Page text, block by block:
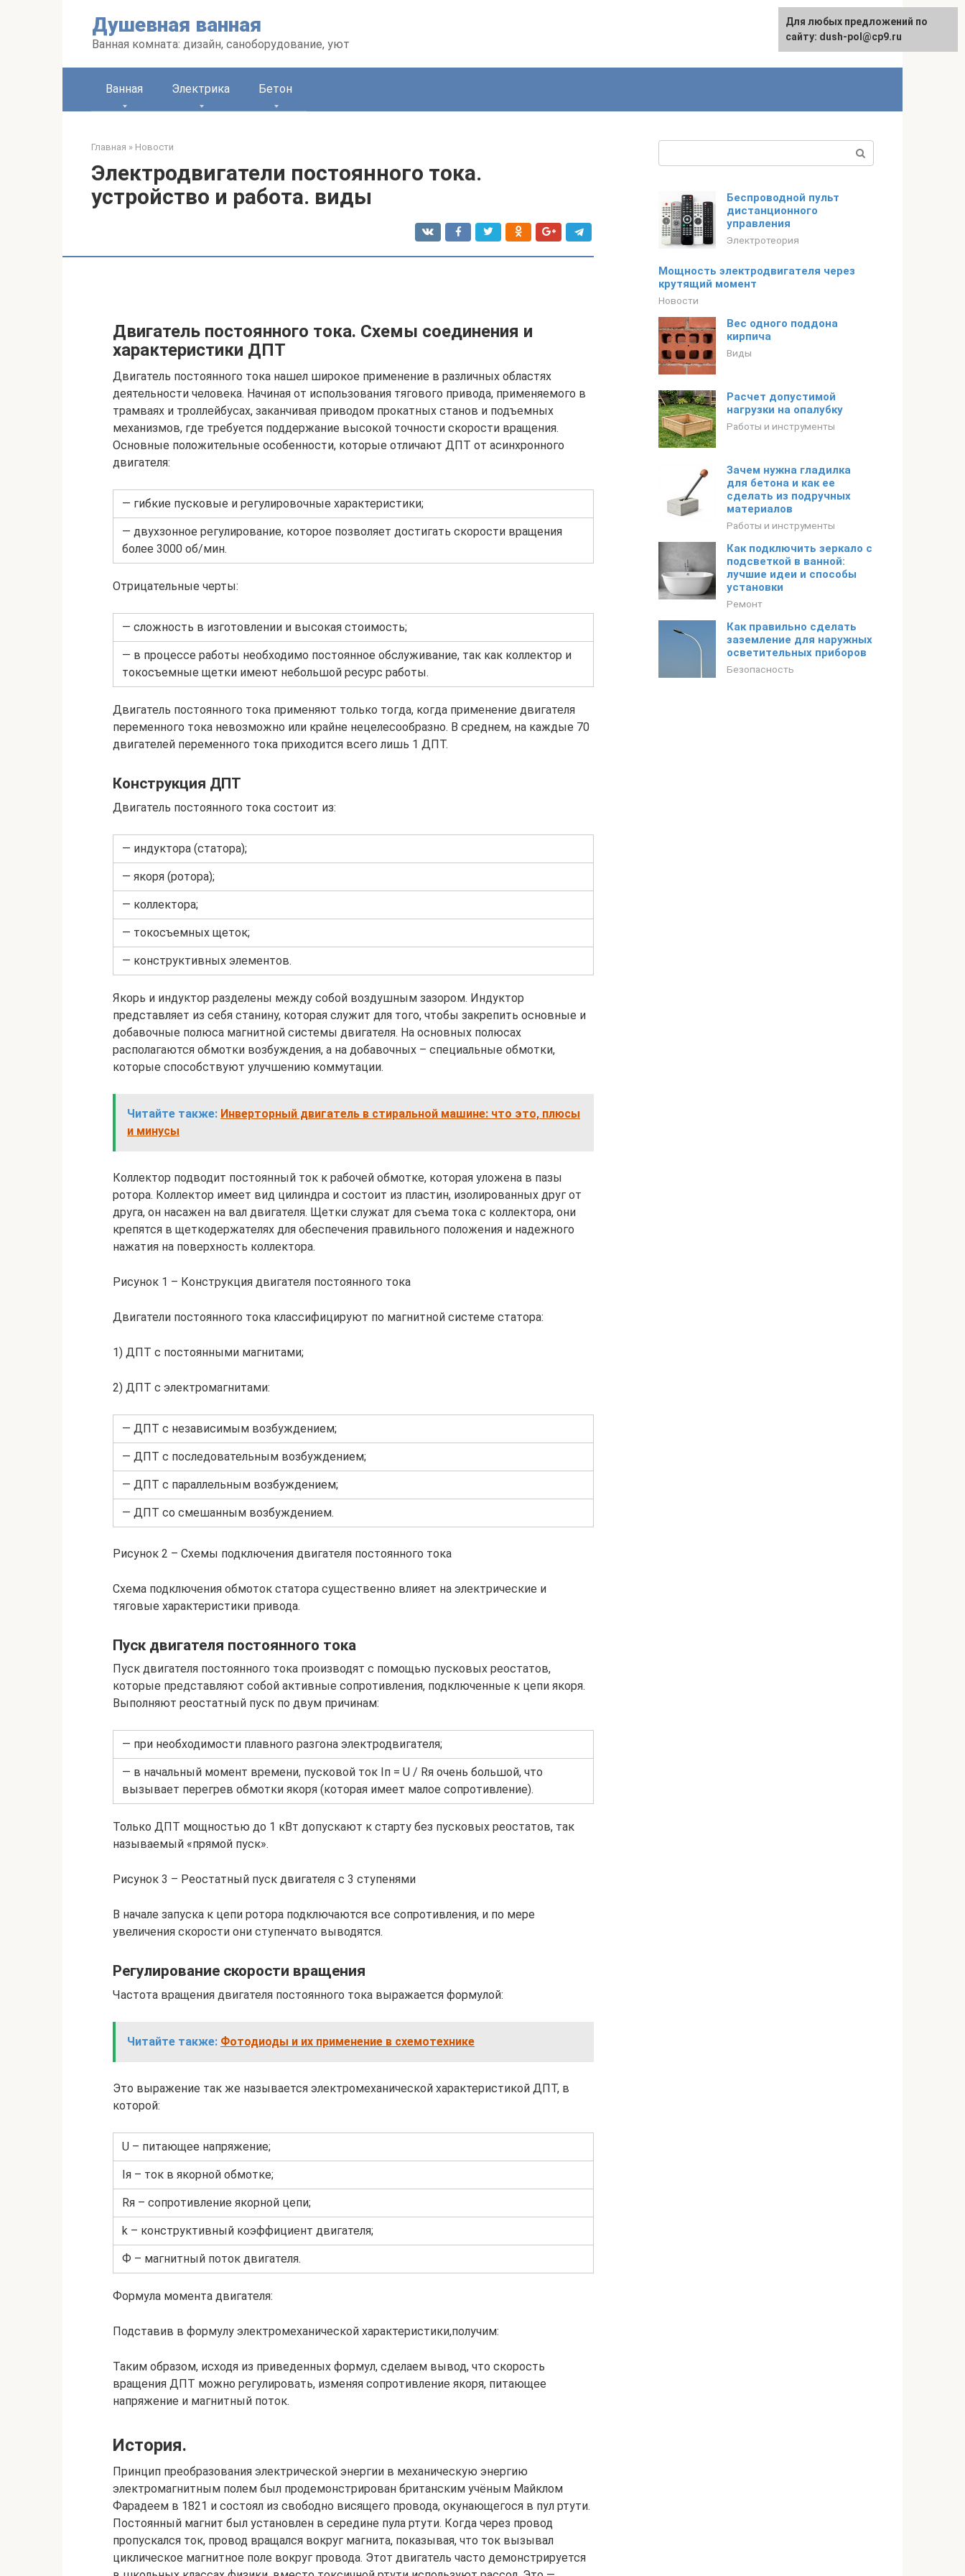
Душевная ванная
Ванная комната: дизайн, саноборудование, уют
Ванная Электрика Бетон
Главная » Новости
Электродвигатели постоянного тока.
устройство и работа. виды
Двигатель постоянного тока. Схемы соединения и
характеристики ДПТ
Двигатель постоянного тока нашел широкое применение в различных областях
деятельности человека. Начиная от использования тягового привода, применяемого в
трамваях и троллейбусах, заканчивая приводом прокатных станов и подъемных
механизмов, где требуется поддержание высокой точности скорости вращения.
Основные положительные особенности, которые отличают ДПТ от асинхронного
двигателя:
— гибкие пусковые и регулировочные характеристики;
— двухзонное регулирование, которое позволяет достигать скорости вращения
более 3000 об/мин.
Отрицательные черты:
— сложность в изготовлении и высокая стоимость;
— в процессе работы необходимо постоянное обслуживание, так как коллектор и
токосъемные щетки имеют небольшой ресурс работы.
Двигатель постоянного тока применяют только тогда, когда применение двигателя
переменного тока невозможно или крайне нецелесообразно. В среднем, на каждые 70
двигателей переменного тока приходится всего лишь 1 ДПТ.
Конструкция ДПТ
Двигатель постоянного тока состоит из:
— индуктора (статора);
— якоря (ротора);
— коллектора;
— токосъемных щеток;
— конструктивных элементов.
Якорь и индуктор разделены между собой воздушным зазором. Индуктор
представляет из себя станину, которая служит для того, чтобы закрепить основные и
добавочные полюса магнитной системы двигателя. На основных полюсах
располагаются обмотки возбуждения, а на добавочных – специальные обмотки,
которые способствуют улучшению коммутации.
Читайте также: Инверторный двигатель в стиральной машине: что это, плюсы
и минусы
Коллектор подводит постоянный ток к рабочей обмотке, которая уложена в пазы
ротора. Коллектор имеет вид цилиндра и состоит из пластин, изолированных друг от
друга, он насажен на вал двигателя. Щетки служат для съема тока с коллектора, они
крепятся в щеткодержателях для обеспечения правильного положения и надежного
нажатия на поверхность коллектора.
Рисунок 1 – Конструкция двигателя постоянного тока
Двигатели постоянного тока классифицируют по магнитной системе статора:
1) ДПТ с постоянными магнитами;
2) ДПТ с электромагнитами:
— ДПТ с независимым возбуждением;
— ДПТ с последовательным возбуждением;
— ДПТ с параллельным возбуждением;
— ДПТ со смешанным возбуждением.
Рисунок 2 – Схемы подключения двигателя постоянного тока
Схема подключения обмоток статора существенно влияет на электрические и
тяговые характеристики привода.
Пуск двигателя постоянного тока
Пуск двигателя постоянного тока производят с помощью пусковых реостатов,
которые представляют собой активные сопротивления, подключенные к цепи якоря.
Выполняют реостатный пуск по двум причинам:
— при необходимости плавного разгона электродвигателя;
— в начальный момент времени, пусковой ток Iп = U / Rя очень большой, что
вызывает перегрев обмотки якоря (которая имеет малое сопротивление).
Только ДПТ мощностью до 1 кВт допускают к старту без пусковых реостатов, так
называемый «прямой пуск».
Рисунок 3 – Реостатный пуск двигателя с 3 ступенями
В начале запуска к цепи ротора подключаются все сопротивления, и по мере
увеличения скорости они ступенчато выводятся.
Регулирование скорости вращения
Частота вращения двигателя постоянного тока выражается формулой:
Читайте также: Фотодиоды и их применение в схемотехнике
Это выражение так же называется электромеханической характеристикой ДПТ, в
которой:
U – питающее напряжение;
Iя – ток в якорной обмотке;
Rя – сопротивление якорной цепи;
k – конструктивный коэффициент двигателя;
Ф – магнитный поток двигателя.
Формула момента двигателя:
Подставив в формулу электромеханической характеристики,получим:
Таким образом, исходя из приведенных формул, сделаем вывод, что скорость
вращения ДПТ можно регулировать, изменяя сопротивление якоря, питающее
напряжение и магнитный поток.
История.
Принцип преобразования электрической энергии в механическую энергию
электромагнитным полем был продемонстрирован британским учёным Майклом
Фарадеем в 1821 и состоял из свободно висящего провода, окунающегося в пул ртути.
Постоянный магнит был установлен в середине пула ртути. Когда через провод
пропускался ток, провод вращался вокруг магнита, показывая, что ток вызывал
циклическое магнитное поле вокруг провода. Этот двигатель часто демонстрируется
Беспроводной пульт
дистанционного
управления
Электротеория
Мощность электродвигателя через
крутящий момент
Новости
Вес одного поддона
кирпича
Виды
Расчет допустимой
нагрузки на опалубку
Работы и инструменты
Зачем нужна гладилка
для бетона и как ее
сделать из подручных
материалов
Работы и инструменты
Как подключить зеркало с
подсветкой в ванной:
лучшие идеи и способы
установки
Ремонт
Как правильно сделать
заземление для наружных
осветительных приборов
Безопасность
Для любых предложений по
сайту: dush-pol@cp9.ru